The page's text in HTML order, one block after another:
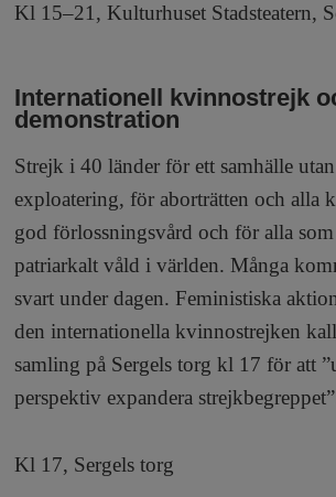
Kl 15–21, Kulturhuset Stadsteatern,
Internationell kvinnostrejk
demonstration
Strejk i 40 länder för ett samhälle
exploatering, för aborträtten och alla
god förlossningsvård och för alla
patriarkalt våld i världen. Många
svart under dagen. Feministiska
den internationella kvinnostrejken
samling på Sergels torg kl 17 för att
perspektiv expandera
Kl 17, Sergels torg